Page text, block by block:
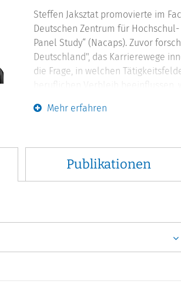
Steffen Jaksztat promovierte im
Deutschen Zentrum für
Panel Study“ (Nacaps). Zuvor
Deutschland", das Karrierewege
die Frage, in welchen
beruflichen Verbleib
ist Mitherausgeber des Buches
Mehr erfahren
Publikationen